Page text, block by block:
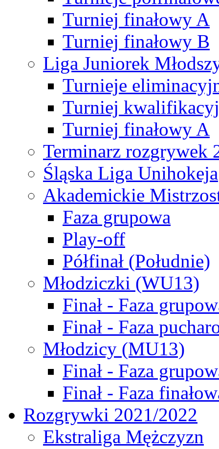
Turniej finałowy A
Turniej finałowy B
Liga Juniorek
Turnieje
Turniej
Turniej finałowy A
Terminarz rozgrywek
Śląska Liga Unihokeja
Akademickie
Faza grupowa
Play-off
Półfinał (Południe)
Młodziczki (WU13)
Finał - Faza
Finał - Faza
Młodzicy (MU13)
Finał - Faza
Finał - Faza
Rozgrywki 2021/2022
Ekstraliga Mężczyzn